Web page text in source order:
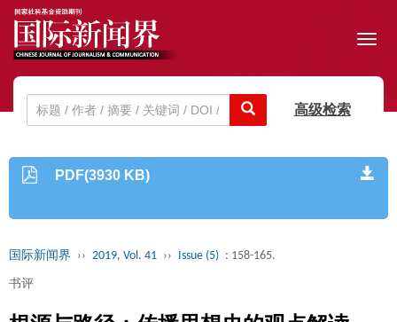
高级检索
PDF(3930 KB)
国际新闻界 ›› 2019, Vol. 41 ›› Issue (5) : 158-165.
书评